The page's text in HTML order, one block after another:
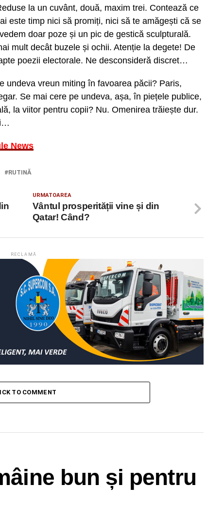
la un cuvânt, două, maxim trei. Contează ce
este timp nici să promiți, nici să te amăgești că se
doar poze și un pic de gestică sculpturală.
mult decât buzele și ochii. Atenție la degete! De
poezii electorale. Ne desconsideră discret…
undeva vreun miting în favoarea păcii? Paris,
Se mai cere pe undeva, așa, în piețele publice,
la viitor pentru copii? Nu. Omenirea trăiește dur.
News
RUTINĂ
URMATOAREA
Vântul prosperității vine și din
Qatar! Când?
RECLAMĂ
TO COMMENT
bun și pentru